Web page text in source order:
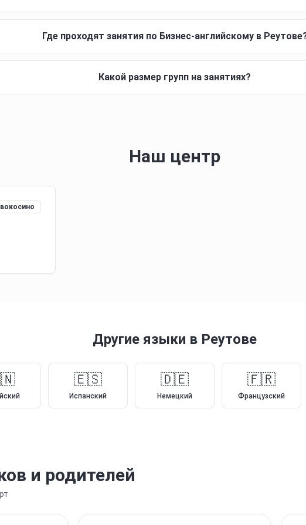
Где проходят занятия по Бизнес-английскому в
Какой размер групп на занятиях?
Наш центр
Другие языки в Реутове
🇪🇸
Испанский
🇩🇪
Немецкий
🇫🇷
Французский
и родителей